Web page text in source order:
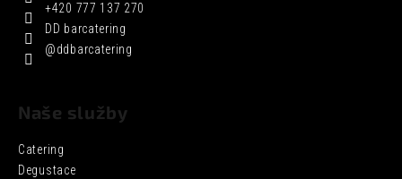
+420 777 137 270
DD barcatering
@ddbarcatering
Naše služby
Catering
Degustace